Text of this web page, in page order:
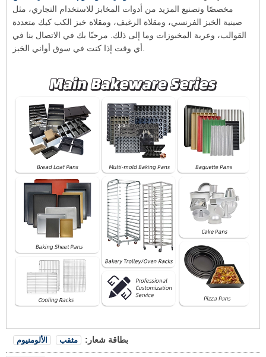
مخصصًا وتصنيع المزيد من أدوات المخابز للاستخدام التجاري، مثل
صينية الخبز الفرنسي، ومقلاة الرغيف، ومقلاة خبز الكب كيك متعددة
القوالب، وعربة المخبوزات وما إلى ذلك. مرحبًا بك في الاتصال بنا في
بطاقة شعار: مثقب الألومنيوم